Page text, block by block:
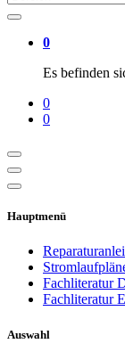
0
Es befinden
0
0
Hauptmenü
Fachliteratur
Fachliteratur
Auswahl